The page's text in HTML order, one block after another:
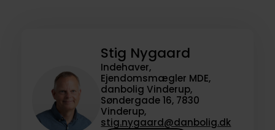
Stig Nygaard
Indehaver,
Ejendomsmægler MDE,
danbolig Vinderup,
Søndergade 16, 7830
Vinderup,
stig.nygaard@danbolig.dk